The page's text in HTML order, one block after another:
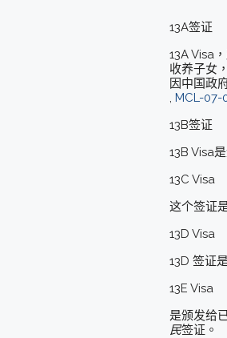
13A签证
13A Visa
收养子女
因中国政
MCL-07-
13B签证
13B Visa
13C Visa
这个签证
13D Visa
13D 签证
13E Visa
是颁发给
民签证。